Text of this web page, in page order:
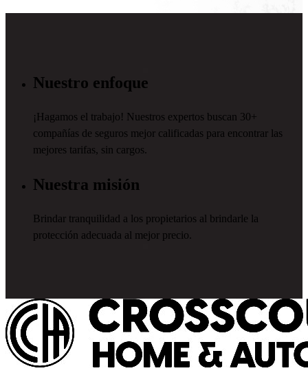
Nuestro enfoque
¡Hagamos el trabajo! Nuestros expertos buscan 30+
compañías de seguros mejor calificadas para encontrar las
mejores tarifas, sin cargos.
Nuestra misión
Brindar tranquilidad a los propietarios al brindarle la
protección adecuada al mejor precio.